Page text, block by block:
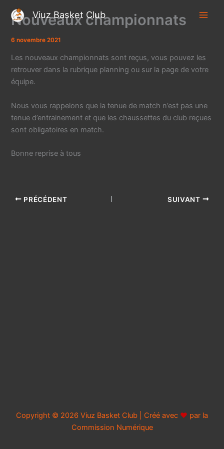
Viuz Basket Club
Nouveaux championnats
6 novembre 2021
Les nouveaux championnats sont reçus, vous pouvez les
retrouver dans la rubrique planning ou sur la page de votre
équipe.
Nous vous rappelons que la tenue de match n’est pas une
tenue d’entrainement et que les chaussettes du club reçues
sont obligatoires en match.
Bonne reprise à tous
PRÉCÉDENT SUIVANT
Copyright © 2026 Viuz Basket Club | Créé avec ♥ par la
Commission Numérique